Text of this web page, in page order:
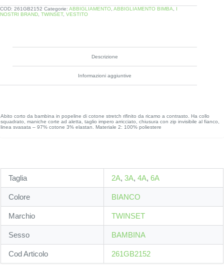
COD: 261GB2152 Categorie: ABBIGLIAMENTO ABBIGLIAMENTO BIMBA
I
NOSTRI BRAND TWINSET, VESTITO
Descrizione
Informazioni aggiuntive
Abito corto da bambina in popeline di cotone stretch rifinito da ricamo a contrasto. Ha collo
squadrato, maniche corte ad aletta, taglio impero arricciato, chiusura con zip invisibile al fianco,
linea svasata – 97% cotone 3% elastan. Materiale 2: 100% poliestere
Taglia 2A, 3A, 4A, 6A
Colore BIANCO
Marchio TWINSET
Sesso BAMBINA
Cod Articolo 261GB2152